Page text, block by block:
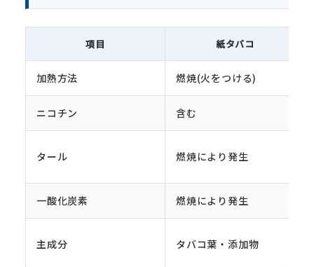
項目 紙タバコ
加熱方法 燃焼(火をつける)
ニコチン 含む
タール 燃焼により発生
一酸化炭素 燃焼により発生
主成分 タバコ葉・添加物